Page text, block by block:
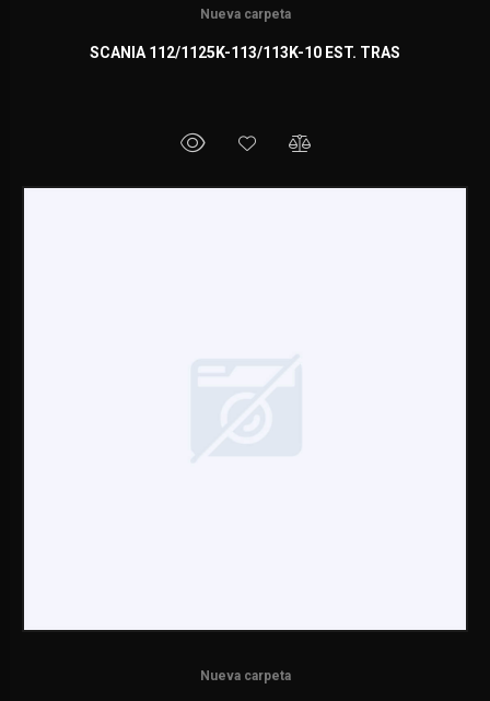
Nueva carpeta
SCANIA 112/1125K-113/113K-10 EST. TRAS
Nueva carpeta